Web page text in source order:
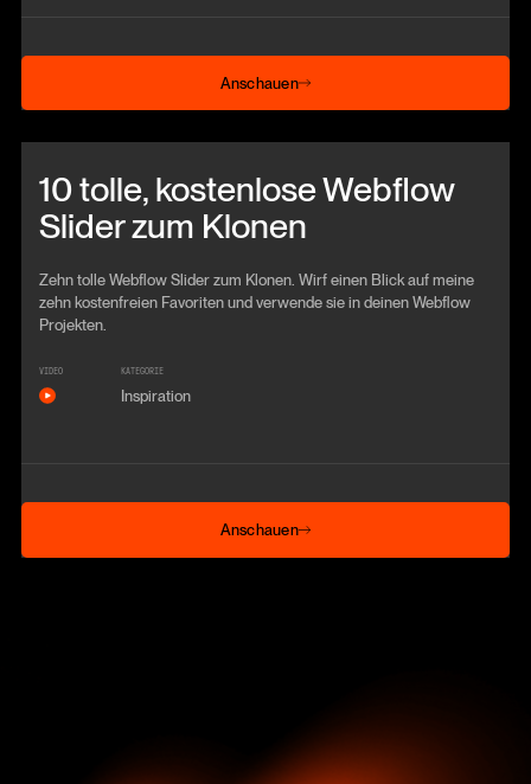
Anschauen
Anschauen
10 tolle, kostenlose Webflow
Slider zum Klonen
Zehn tolle Webflow Slider zum Klonen. Wirf einen Blick auf meine
zehn kostenfreien Favoriten und verwende sie in deinen Webflow
Projekten.
VIDEO KATEGORIE
Inspiration
Anschauen
Anschauen